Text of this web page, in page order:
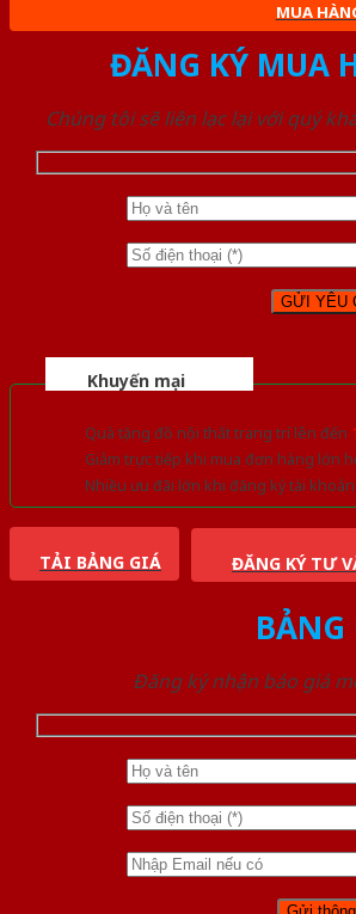
MUA
ĐĂNG KÝ MUA
Chúng tôi sẽ liên lạc lại với quý
Khuyến mại
Quà tặng đồ nội thất trang trí lên đến
Giảm trực tiếp khi mua đơn hàng lớn
Nhiều ưu đãi lớn khi đăng ký tài
TẢI BẢNG GIÁ ĐĂNG KÝ TƯ
BẢNG
Đăng ký nhận báo giá